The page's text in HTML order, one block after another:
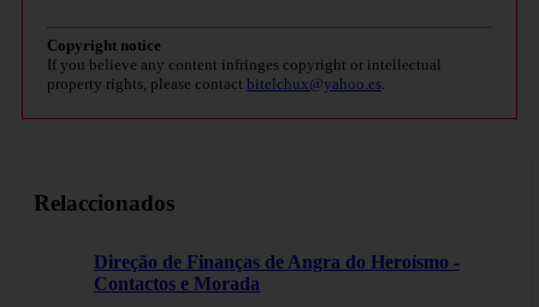
Copyright notice
If you believe any content infringes copyright or intellectual
property rights, please contact bitelchux@yahoo.es.
Relaccionados
Direção de Finanças de Angra do Heroísmo -
Contactos e Morada